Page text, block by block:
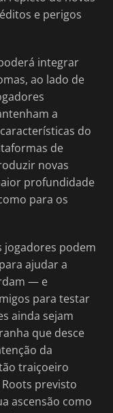
e perigos
integrar
ao lado de
a
do
de
novas
profundidade
para os
jogadores podem
ajudar a
— e
para testar
ainda sejam
que desce
da
traiçoeiro
previsto
ascensão como